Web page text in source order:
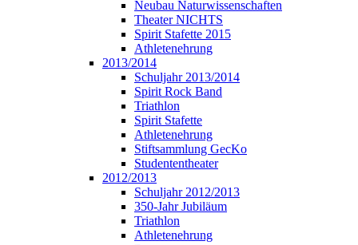
Neubau Naturwissenschaften
Theater NICHTS
Spirit Stafette 2015
Athletenehrung
2013/2014
Schuljahr 2013/2014
Spirit Rock Band
Triathlon
Spirit Stafette
Athletenehrung
Stiftsammlung GecKo
Studententheater
2012/2013
Schuljahr 2012/2013
350-Jahr Jubiläum
Triathlon
Athletenehrung